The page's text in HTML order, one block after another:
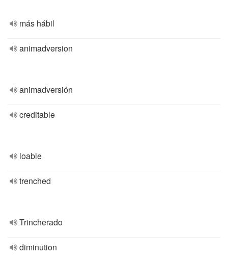
más hábil
animadversion
animadversión
creditable
loable
trenched
Trincherado
diminution